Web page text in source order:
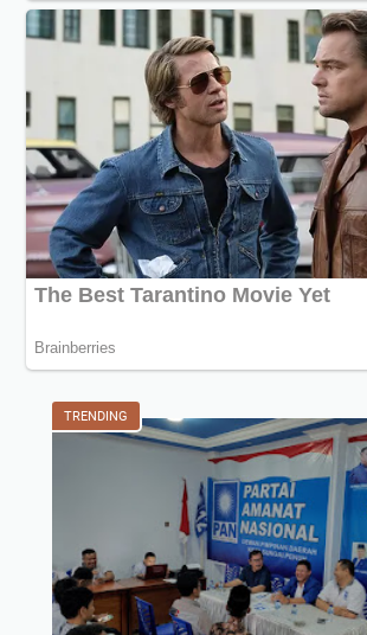
TRENDING